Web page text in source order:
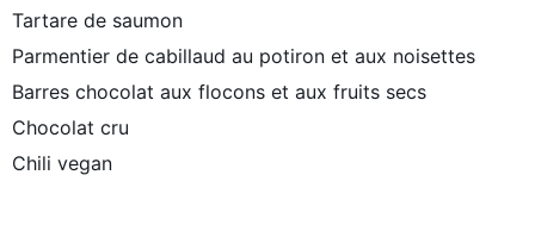
Tartare de saumon
Parmentier de cabillaud au potiron et aux noisettes
Barres chocolat aux flocons et aux fruits secs
Chocolat cru
Chili vegan